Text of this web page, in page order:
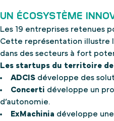
UN ÉCOSYSTÈME
Les 19 entreprises retenues
Cette représentation illustre
dans des secteurs à fort
Les startups du territoire de
ADCIS développe des
Concerti développe un
d’autonomie.
ExMachinia développe